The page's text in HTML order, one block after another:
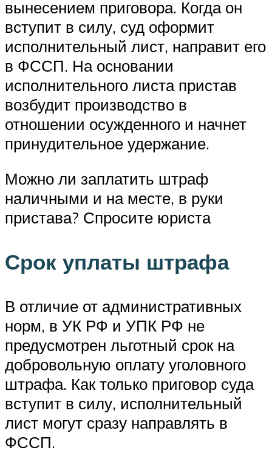
вынесением приговора. Когда он
вступит в силу, суд оформит
исполнительный лист, направит его
в ФССП. На основании
исполнительного листа пристав
возбудит производство в
отношении осужденного и начнет
принудительное удержание.
Можно ли заплатить штраф
наличными и на месте, в руки
пристава? Спросите юриста
Срок уплаты штрафа
В отличие от административных
норм, в УК РФ и УПК РФ не
предусмотрен льготный срок на
добровольную оплату уголовного
штрафа. Как только приговор суда
вступит в силу, исполнительный
лист могут сразу направлять в
ФССП.